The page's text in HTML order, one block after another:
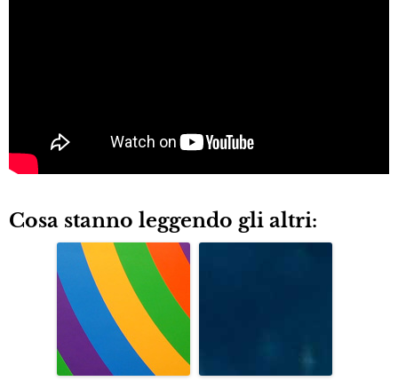
Cosa stanno leggendo gli altri: